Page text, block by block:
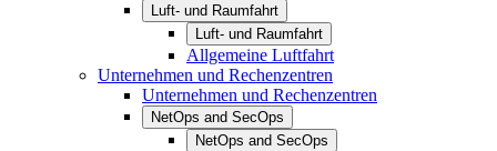
Luft- und Raumfahrt
Luft- und Raumfahrt
Allgemeine Luftfahrt
Unternehmen und Rechenzentren
Unternehmen und Rechenzentren
NetOps and SecOps
NetOps and SecOps